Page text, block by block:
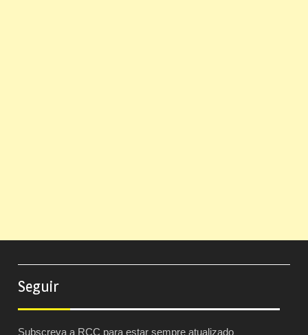
Seguir
Subscreva a RCC para estar sempre atualizado